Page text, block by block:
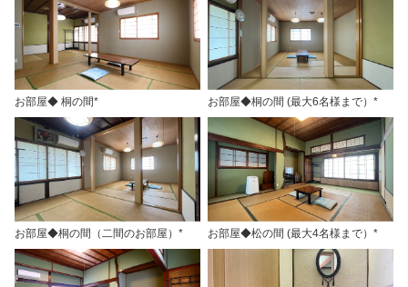
お部屋◆ 桐の間* お部屋◆桐の間 (最大6名様まで）*
お部屋◆桐の間（二間のお部屋）* お部屋◆松の間 (最大4名様まで）*